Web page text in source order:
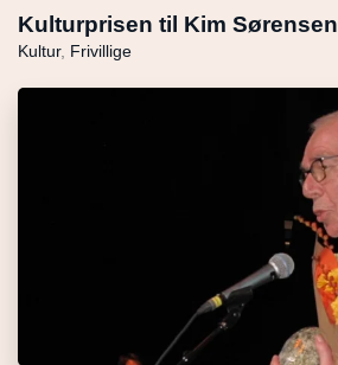
Kulturprisen til Kim Sørensen
Kultur, Frivillige